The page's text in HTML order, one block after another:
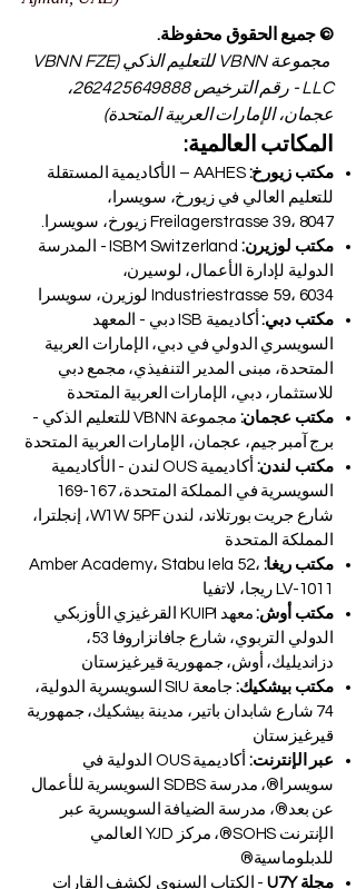
© جميع الحقوق محفوظة.
مجموعة VBNN للتعليم الذكي (VBNN FZE
LLC - رقم الترخيص
262425649888،
عجمان، الإمارات العربية المتحدة)
المكاتب العالمية:
مكتب زيورخ:
AAHES – الأكاديمية المستقلة
للتعليم العالي في زيورخ، سويسرا،
Freilagerstrasse 39، 8047 زيورخ، سويسرا.
مكتب لوزيرن:
ISBM Switzerland - المدرسة
الدولية لإدارة الأعمال، لوسيرن،
Industriestrasse 59، 6034 لوزيرن، سويسرا
مكتب دبي:
أكاديمية ISB دبي - المعهد
السويسري الدولي في دبي، الإمارات العربية
المتحدة، مبنى المدير التنفيذي، مجمع دبي
للاستثمار، دبي، الإمارات العربية المتحدة
مكتب عجمان:
مجموعة VBNN للتعليم الذكي -
برج آمبر جيم، عجمان، الإمارات العربية المتحدة
مكتب لندن:
أكاديمية OUS لندن - الأكاديمية
السويسرية في المملكة المتحدة، 167-169
شارع جريت بورتلاند، لندن W1W 5PF، إنجلترا،
المملكة المتحدة
مكتب ريغا: Amber Academy، Stabu Iela 52،
LV-1011 ريجا، لاتفيا
مكتب أوش:
معهد KUIPI القرغيزي الأوزبكي
الدولي التربوي، شارع جافانزاروفا 53،
دزانديليك، أوش، جمهورية قيرغيزستان
مكتب بيشكيك:
جامعة SIU السويسرية الدولية،
74 شارع شابدان باتير، مدينة بيشكيك، جمهورية
قيرغيزستان
عبر الإنترنت:
أكاديمية OUS الدولية في
سويسرا®، مدرسة SDBS السويسرية للأعمال
عن بعد®، مدرسة الضيافة السويسرية عبر
الإنترنت SOHS®، مركز YJD العالمي
للدبلوماسية®
مجلة U7Y
- الكتاب السنوي لكشف القارات